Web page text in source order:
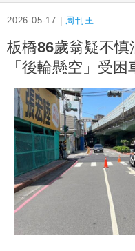
2026-05-17 | 周刊王
板橋86歲翁疑不
「後輪懸空」受困